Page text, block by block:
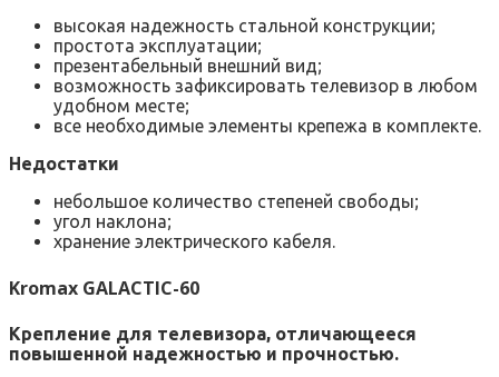
высокая надежность стальной конструкции;
простота эксплуатации;
презентабельный внешний вид;
возможность зафиксировать телевизор в любом
удобном месте;
все необходимые элементы крепежа в комплекте.
Недостатки
небольшое количество степеней свободы;
угол наклона;
хранение электрического кабеля.
Kromax GALACTIC-60
Крепление для телевизора, отличающееся
повышенной надежностью и прочностью.